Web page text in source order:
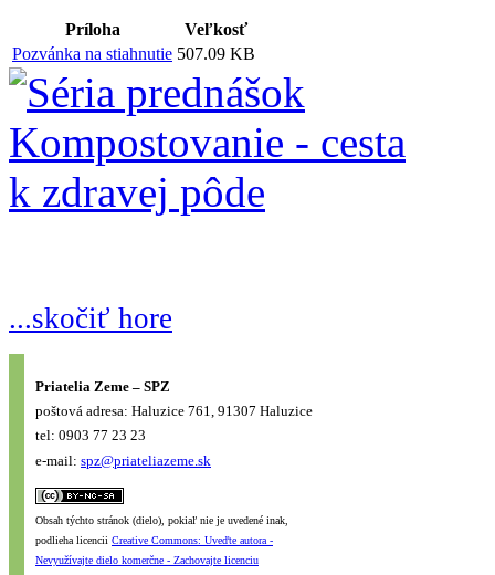
Príloha
Veľkosť
Pozvánka na stiahnutie 507.09 KB
...skočiť hore
Priatelia Zeme – SPZ
poštová adresa: Haluzice 761, 91307 Haluzice
tel: 0903 77 23 23
e-mail: spz@priateliazeme.sk
Obsah týchto stránok (dielo), pokiaľ nie je uvedené inak,
podlieha licencii Creative Commons: Uveďte autora -
Nevyužívajte dielo komerčne - Zachovajte licenciu